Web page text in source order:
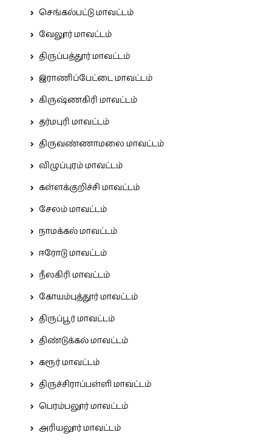
செங்கல்பட்டு மாவட்டம்
வேலூர் மாவட்டம்
திருப்பத்தூர் மாவட்டம்
இராணிப்பேட்டை மாவட்டம்
கிருஷ்ணகிரி மாவட்டம்
தர்மபுரி மாவட்டம்
திருவண்ணாமலை மாவட்டம்
விழுப்புரம் மாவட்டம்
கள்ளக்குறிச்சி மாவட்டம்
சேலம் மாவட்டம்
நாமக்கல் மாவட்டம்
ஈரோடு மாவட்டம்
நீலகிரி மாவட்டம்
கோயம்புத்தூர் மாவட்டம்
திருப்பூர் மாவட்டம்
திண்டுக்கல் மாவட்டம்
கரூர் மாவட்டம்
திருச்சிராப்பள்ளி மாவட்டம்
பெரம்பலூர் மாவட்டம்
அரியலூர் மாவட்டம்